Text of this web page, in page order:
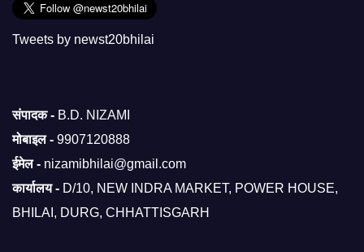
Tweets by newst20bhilai
संपादक - B.D. NIZAMI
मोबाइल - 9907120888
ईमेल - nizamibhilai@gmail.com
कार्यालय - D/10, NEW INDRA MARKET, POWER HOUSE,
BHILAI, DURG, CHHATTISGARH